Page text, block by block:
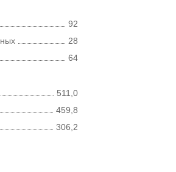
92
28
64
511,0
459,8
306,2